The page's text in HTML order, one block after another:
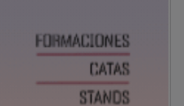
de Álex
con el público
alejándose de
un testimonio
de humor. A lo largo